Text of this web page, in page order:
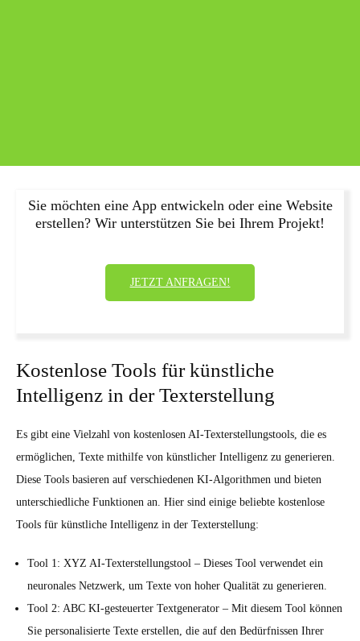
Sie möchten eine App entwickeln oder eine Website
erstellen? Wir unterstützen Sie bei Ihrem Projekt!
JETZT ANFRAGEN!
Kostenlose Tools für künstliche
Intelligenz in der Texterstellung
Es gibt eine Vielzahl von kostenlosen AI-Texterstellungstools, die es
ermöglichen, Texte mithilfe von künstlicher Intelligenz zu generieren.
Diese Tools basieren auf verschiedenen KI-Algorithmen und bieten
unterschiedliche Funktionen an. Hier sind einige beliebte kostenlose
Tools für künstliche Intelligenz in der Texterstellung:
Tool 1: XYZ AI-Texterstellungstool – Dieses Tool verwendet ein
neuronales Netzwerk, um Texte von hoher Qualität zu generieren.
Tool 2: ABC KI-gesteuerter Textgenerator – Mit diesem Tool können
Sie personalisierte Texte erstellen, die auf den Bedürfnissen Ihrer